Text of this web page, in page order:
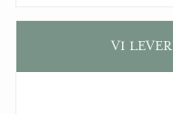
VI